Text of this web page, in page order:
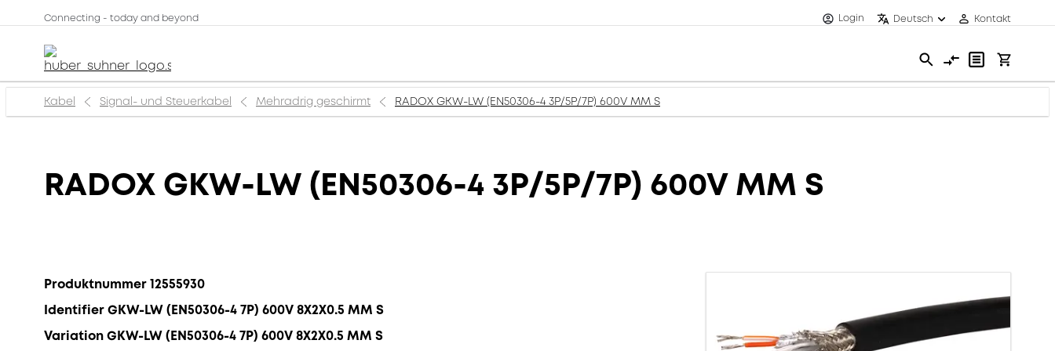
Connecting - today and beyond Login Deutsch Kontakt
Kabel Signal- und Steuerkabel Mehradrig geschirmt RADOX GKW-LW (EN50306-4 3P/5P/7P) 600V MM S
RADOX GKW-LW (EN50306-4 3P/5P/7P) 600V MM S
Produktnummer 12555930
Identifier GKW-LW (EN50306-4 7P) 600V 8X2X0.5 MM S
Variation GKW-LW (EN50306-4 7P) 600V 8X2X0.5 MM S